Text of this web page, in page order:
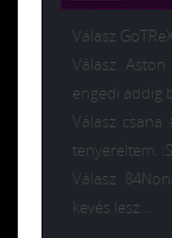
Válasz
Válasz
engedi addig
Válasz
tenyereltem. :S
Válasz
kevés lesz…